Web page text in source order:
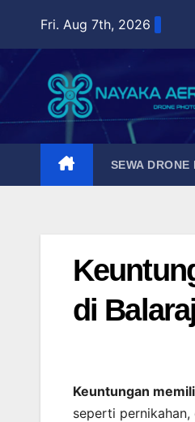
content
Fri. Aug 7th, 2026
SEWA DRONE
di
Keuntungan
seperti